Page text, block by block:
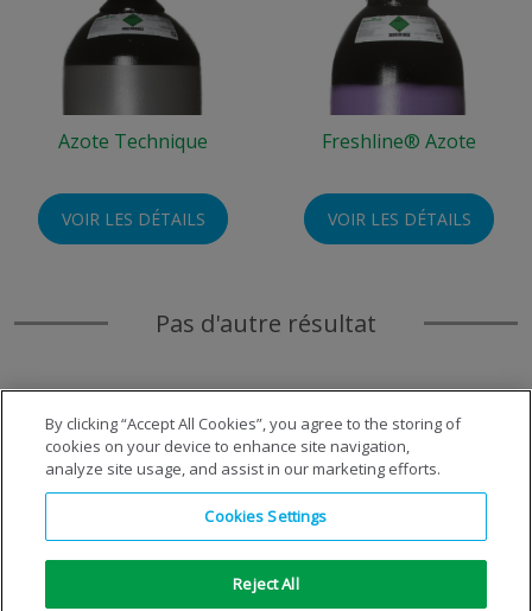
Azote Technique
VOIR LES DÉTAILS
Freshline® Azote
VOIR LES DÉTAILS
Pas d'autre résultat
Copyright © 1996-2026 Air Products Inc. Tous droits
By clicking “Accept All Cookies”, you agree to the storing of
cookies on your device to enhance site navigation,
analyze site usage, and assist in our marketing efforts.
Cookies Settings
Reject All